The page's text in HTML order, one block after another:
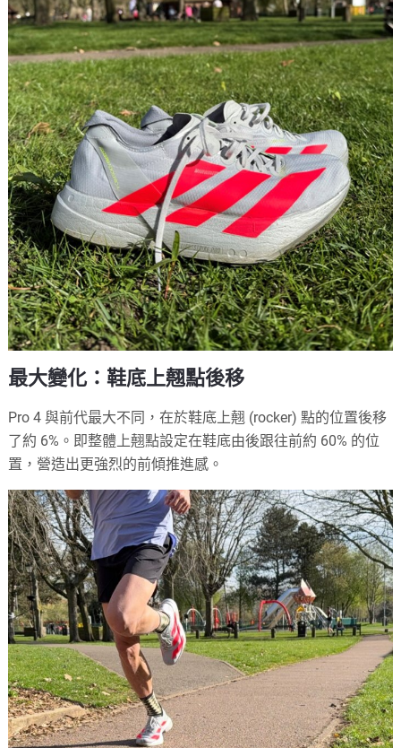
最大變化：鞋底上翹點後移
Pro 4 與前代最大不同，在於鞋底上翹 (rocker) 點的位置後移
了約 6%。即整體上翹點設定在鞋底由後跟往前約 60% 的位
置，營造出更強烈的前傾推進感。